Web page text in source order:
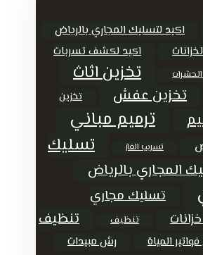
اكيد لتسليك المجاري بالرياض
اكيد لكشف تسربات
تخزين اثاث
تخزين عفش
تخزين
ترميم مباني
تسريب الغاز
تسليك
المجاري بالرياض
تسليك مجاري
تنظيف
تنظيف
المياة رش مبيدات